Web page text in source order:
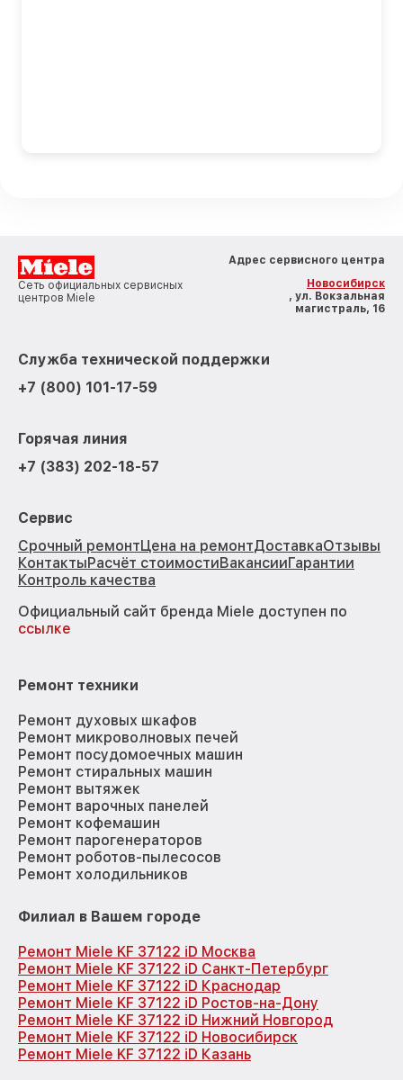
Сеть официальных сервисных
центров Miele
Адрес сервисного центра
Новосибирск
, ул. Вокзальная
магистраль, 16
Служба технической поддержки
+7 (800) 101-17-59
Горячая линия
+7 (383) 202-18-57
Сервис
Срочный ремонтЦена на ремонтДоставкаОтзывы
КонтактыРасчёт стоимостиВакансииГарантии
Контроль качества
Официальный сайт бренда Miele доступен по
ссылке
Ремонт техники
Ремонт духовых шкафов
Ремонт микроволновых печей
Ремонт посудомоечных машин
Ремонт стиральных машин
Ремонт вытяжек
Ремонт варочных панелей
Ремонт кофемашин
Ремонт парогенераторов
Ремонт роботов-пылесосов
Ремонт холодильников
Филиал в Вашем городе
Ремонт Miele KF 37122 iD Москва
Ремонт Miele KF 37122 iD Санкт-Петербург
Ремонт Miele KF 37122 iD Краснодар
Ремонт Miele KF 37122 iD Ростов-на-Дону
Ремонт Miele KF 37122 iD Нижний Новгород
Ремонт Miele KF 37122 iD Новосибирск
Ремонт Miele KF 37122 iD Казань